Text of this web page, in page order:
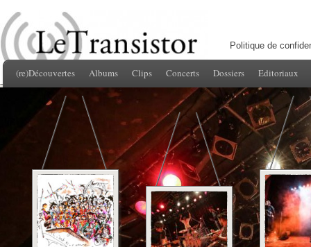
Politique de
(re)Découvertes Albums Clips Concerts Dossiers Editoriaux